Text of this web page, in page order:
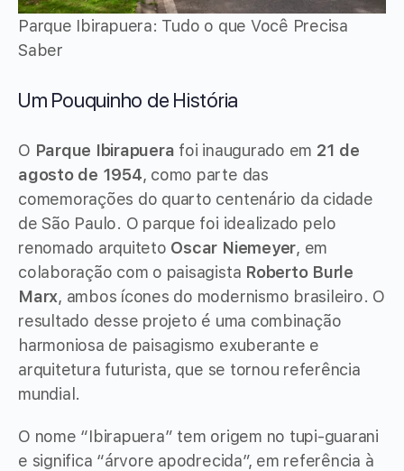
Parque Ibirapuera: Tudo o que Você Precisa
Saber
Um Pouquinho de História
O Parque Ibirapuera foi inaugurado em 21 de
agosto de 1954, como parte das
comemorações do quarto centenário da cidade
de São Paulo. O parque foi idealizado pelo
renomado arquiteto Oscar Niemeyer, em
colaboração com o paisagista Roberto Burle
Marx, ambos ícones do modernismo brasileiro. O
resultado desse projeto é uma combinação
harmoniosa de paisagismo exuberante e
arquitetura futurista, que se tornou referência
mundial.
O nome “Ibirapuera” tem origem no tupi-guarani
e significa “árvore apodrecida”, em referência à